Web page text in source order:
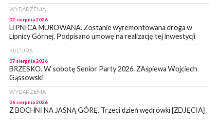
WYDARZENIA
07 sierpnia 2026
LIPNICA MUROWANA. Zostanie wyremontowana droga w
Lipnicy Górnej. Podpisano umowę na realizację tej inwestycji
KULTURA
07 sierpnia 2026
BRZESKO. W sobotę Senior Party 2026. ZAśpiewa Wojciech
Gąssowski
WYDARZENIA
06 sierpnia 2026
Z BOCHNI NA JASNĄ GÓRĘ. Trzeci dzień wędrówki [ZDJĘCIA]